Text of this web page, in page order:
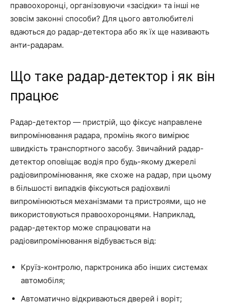
правоохоронці, організовуючи «засідки» та інші не
зовсім законні способи? Для цього автолюбителі
вдаються до радар-детектора або як їх ще називають
анти-радарам.
Що таке радар-детектор і як він
працює
Радар-детектор — пристрій, що фіксує направлене
випромінювання радара, промінь якого вимірює
швидкість транспортного засобу. Звичайний радар-
детектор оповіщає водія про будь-якому джерелі
радіовипромінювання, яке схоже на радар, при цьому
в більшості випадків фіксуються радіохвилі
випромінюються механізмами та пристроями, що не
використовуються правоохоронцями. Наприклад,
радар-детектор може спрацювати на
радіовипромінювання відбувається від:
Круїз-контролю, парктроника або інших системах
автомобіля;
Автоматично відкриваються дверей і воріт;